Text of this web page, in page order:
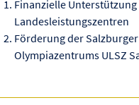
Finanzielle
Landesleistungszentren
Förderung der
Olympiazentrums ULSZ